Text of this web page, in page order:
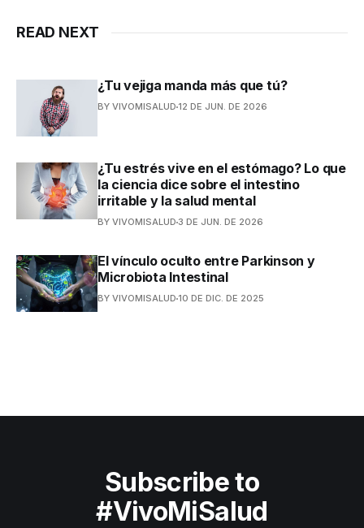
READ NEXT
¿Tu vejiga manda más que tú?
BY VIVOMISALUD 12 DE JUN. DE 2026
¿Tu estrés vive en el estómago? Lo que
la ciencia dice sobre el intestino
irritable y la salud mental
BY VIVOMISALUD 3 DE JUN. DE 2026
El vínculo oculto entre Parkinson y
Microbiota Intestinal
BY VIVOMISALUD 10 DE DIC. DE 2025
Subscribe to
#VivoMiSalud